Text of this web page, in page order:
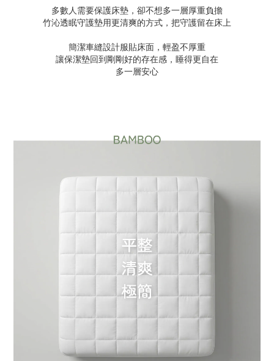
多數人需要保護床墊，卻不想多一層厚重負擔
竹沁透眠守護墊用更清爽的方式，把守護留在床上
簡潔車縫設計服貼床面，輕盈不厚重
讓保潔墊回到剛剛好的存在感，睡得更自在
多一層安心